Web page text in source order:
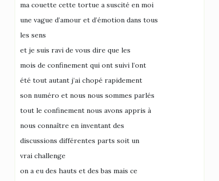
ma couette cette tortue a suscité en moi
une vague d’amour et d’émotion dans tous
les sens
et je suis ravi de vous dire que les
mois de confinement qui ont suivi l’ont
été tout autant j’ai chopé rapidement
son numéro et nous nous sommes parlés
tout le confinement nous avons appris à
nous connaître en inventant des
discussions différentes parts soit un
vrai challenge
on a eu des hauts et des bas mais ce